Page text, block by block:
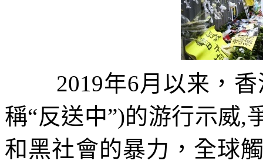
2019年6月以来，
稱“反送中”)的游行示威,
和黑社會的暴力，全球